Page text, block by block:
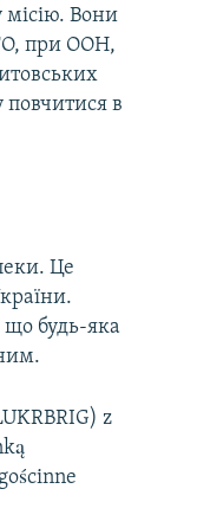
місію. Вони
при ООН,
повчитися в
Це
що будь-яка
z